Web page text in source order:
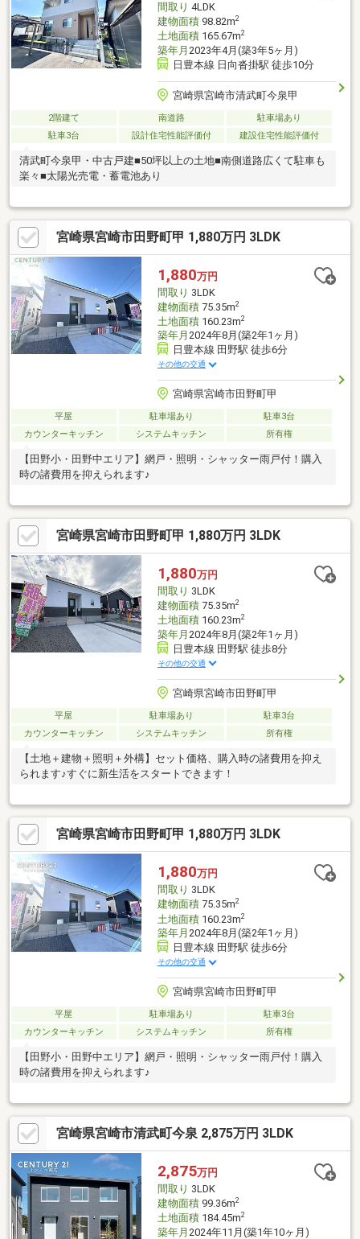
間取り 4LDK
建物面積98.82m2
土地面積165.67m2
築年月 2023年4月(築3年5ヶ月)
日豊本線 日向沓掛駅 徒歩10分
宮崎県宮崎市清武町今泉甲
2階建て 南道路
駐車場あり
駐車3台
設計住宅性能評価付 建設住宅性能評価付
清武町今泉甲・中古戸建■50坪以上の土地■南側道路広くて駐車も
楽々■太陽光売電・蓄電池あり
宮崎県宮崎市田野町甲 1,880万円 3LDK
1,880万円
間取り 3LDK
建物面積75.35m2
土地面積160.23m2
築年月 2024年8月(築2年1ヶ月)
日豊本線 田野駅 徒歩6分
その他の交通
宮崎県宮崎市田野町甲
平屋 駐車場あり
駐車3台
カウンターキッチン
システムキッチン 所有権
【田野小・田野中エリア】網戸・照明・シャッター雨戸付！購入
時の諸費用を抑えられます♪
宮崎県宮崎市田野町甲 1,880万円 3LDK
1,880万円
間取り 3LDK
建物面積75.35m2
土地面積160.23m2
築年月 2024年8月(築2年1ヶ月)
日豊本線 田野駅 徒歩8分
その他の交通
宮崎県宮崎市田野町甲
平屋 駐車場あり
駐車3台
カウンターキッチン
システムキッチン 所有権
【土地＋建物＋照明＋外構】セット価格、購入時の諸費用を抑え
られます♪すぐに新生活をスタートできます！
宮崎県宮崎市田野町甲 1,880万円 3LDK
1,880万円
間取り 3LDK
建物面積75.35m2
土地面積160.23m2
築年月 2024年8月(築2年1ヶ月)
日豊本線 田野駅 徒歩6分
その他の交通
宮崎県宮崎市田野町甲
平屋 駐車場あり
駐車3台
カウンターキッチン
システムキッチン 所有権
【田野小・田野中エリア】網戸・照明・シャッター雨戸付！購入
時の諸費用を抑えられます♪
宮崎県宮崎市清武町今泉 2,875万円 3LDK
2,875万円
間取り 3LDK
建物面積99.36m2
土地面積184.45m2
築年月 2024年11月(築1年10ヶ月)